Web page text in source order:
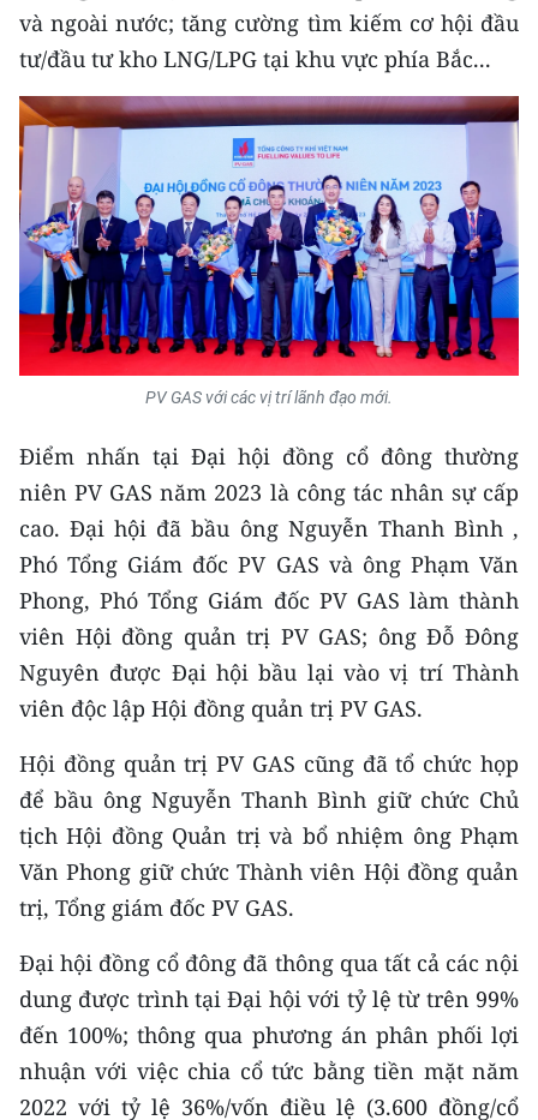
TIN MỚI
TIN ĐỊA PHƯƠNG
Trung du và miền núi phía Bắc
Đồng bằng sông Hồng
Bắc Trung Bộ
Duyên hải Nam Trung Bộ và Tây
Đồng bằng sông Cửu Long
Chuyên trang Hà Nội
Chuyên trang TP. Hồ Chí Minh
CHUYÊN ĐỀ
CÁC CHUYÊN TRANG
VỀ BÁO NHÂN DÂN
THỜI NAY
NHÂN DÂN CUỐI TUẦN
MUA BÁO
ĐỌC BÁO IN
và ngoài nước; tăng cường tìm kiếm cơ hội đầu
tư/đầu tư kho LNG/LPG tại khu vực phía Bắc...
PV GAS với các vị trí lãnh đạo mới.
Điểm nhấn tại Đại hội đồng cổ đông thường
niên PV GAS năm 2023 là công tác nhân sự cấp
cao. Đại hội đã bầu ông Nguyễn Thanh Bình ,
Phó Tổng Giám đốc PV GAS và ông Phạm Văn
Phong, Phó Tổng Giám đốc PV GAS làm thành
viên Hội đồng quản trị PV GAS; ông Đỗ Đông
Nguyên được Đại hội bầu lại vào vị trí Thành
viên độc lập Hội đồng quản trị PV GAS.
Hội đồng quản trị PV GAS cũng đã tổ chức họp
để bầu ông Nguyễn Thanh Bình giữ chức Chủ
tịch Hội đồng Quản trị và bổ nhiệm ông Phạm
Văn Phong giữ chức Thành viên Hội đồng quản
trị, Tổng giám đốc PV GAS.
Đại hội đồng cổ đông đã thông qua tất cả các nội
dung được trình tại Đại hội với tỷ lệ từ trên 99%
đến 100%; thông qua phương án phân phối lợi
nhuận với việc chia cổ tức bằng tiền mặt năm
2022 với tỷ lệ 36%/vốn điều lệ (3.600 đồng/cổ